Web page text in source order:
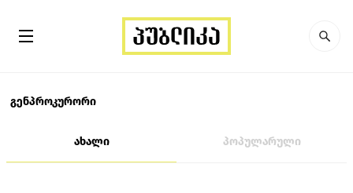
გენპროკურორი
ახალი პოპულარული